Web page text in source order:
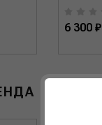
6 300 ₽